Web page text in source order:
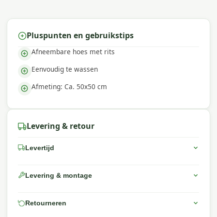
Pluspunten en gebruikstips
Afneembare hoes met rits
Eenvoudig te wassen
Afmeting: Ca. 50x50 cm
Levering & retour
Levertijd
Levering & montage
Retourneren